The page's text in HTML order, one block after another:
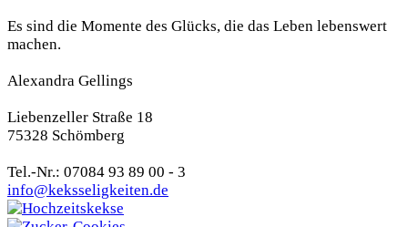
Es sind die Momente des Glücks, die das Leben lebenswert
machen.
Alexandra Gellings
Liebenzeller Straße 18
75328 Schömberg
Tel.-Nr.: 07084 93 89 00 - 3
info@keksseligkeiten.de